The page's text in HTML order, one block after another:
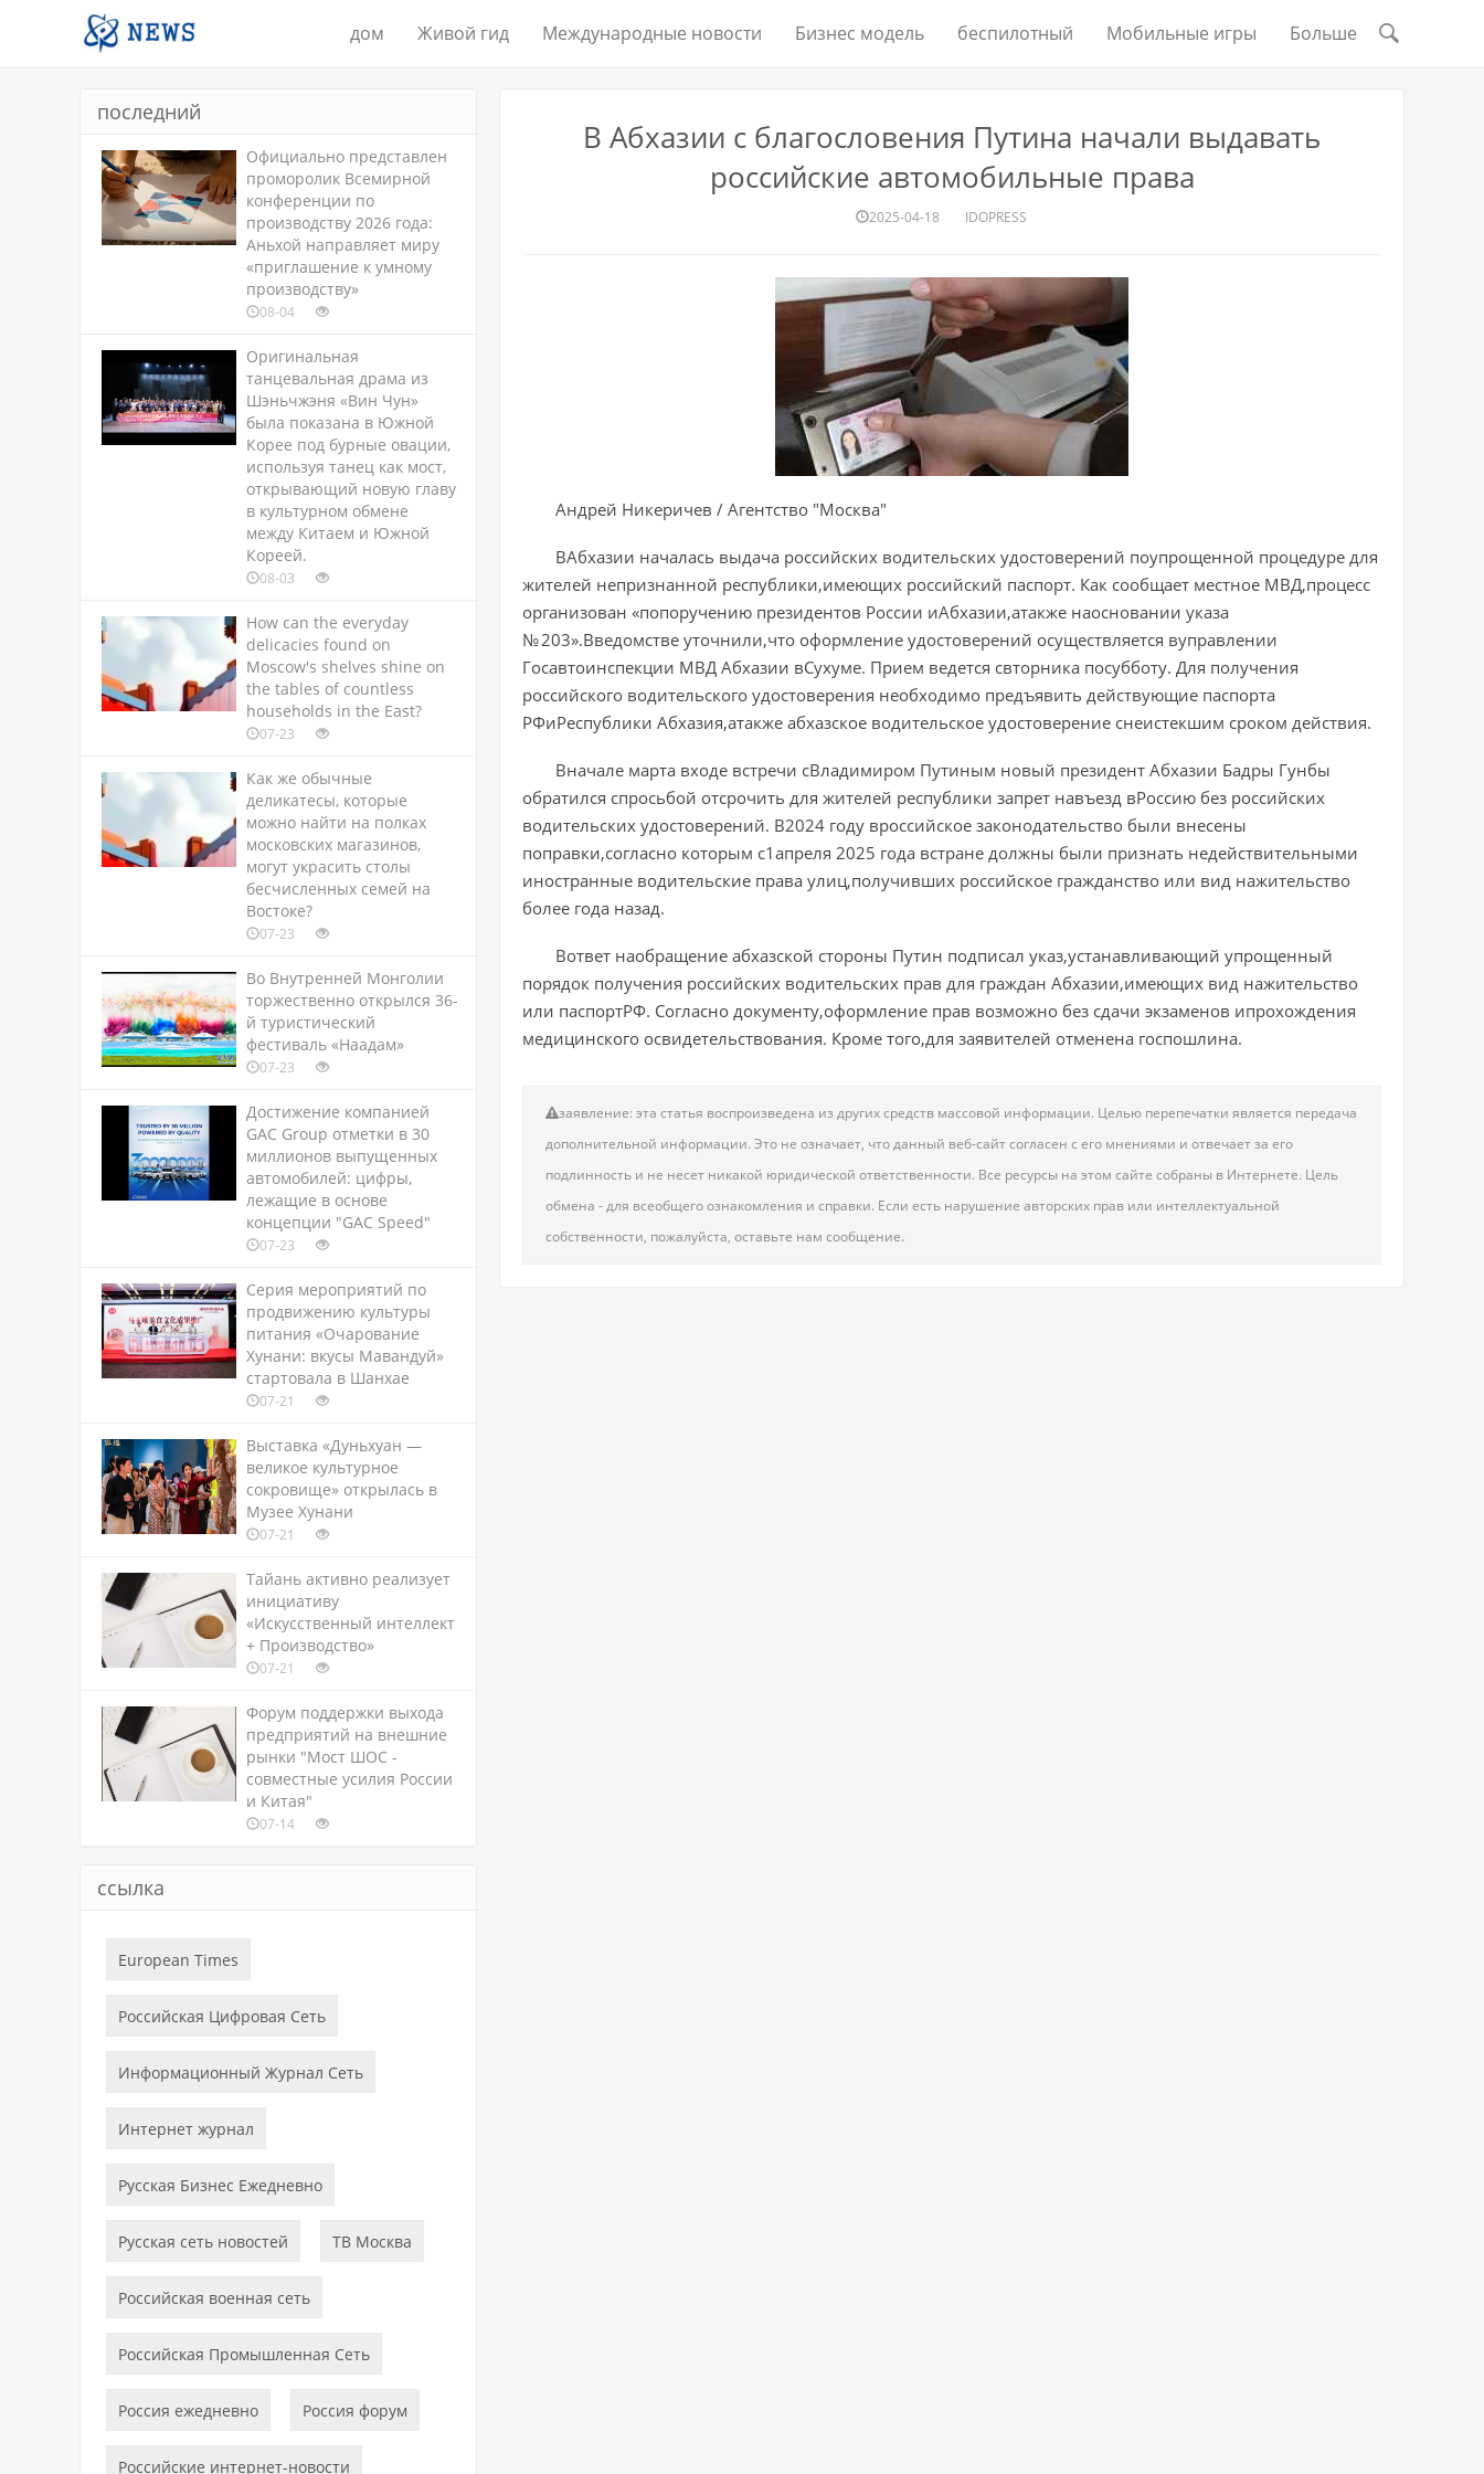
дом Живой гид Международные новости Бизнес модель беспилотный Мобильные игры Больше
последний
Официально представлен
проморолик Всемирной
конференции по
производству 2026 года:
Аньхой направляет миру
«приглашение к умному
производству»
08-04
Оригинальная
танцевальная драма из
Шэньчжэня «Вин Чун»
была показана в Южной
Корее под бурные овации,
используя танец как мост,
открывающий новую главу
в культурном обмене
между Китаем и Южной
Кореей.
08-03
How can the everyday
delicacies found on
Moscow's shelves shine on
the tables of countless
households in the East?
07-23
Как же обычные
деликатесы, которые
можно найти на полках
московских магазинов,
могут украсить столы
бесчисленных семей на
Востоке?
07-23
Во Внутренней Монголии
торжественно открылся 36-
й туристический
фестиваль «Наадам»
07-23
Достижение компанией
GAC Group отметки в 30
миллионов выпущенных
автомобилей: цифры,
лежащие в основе
концепции "GAC Speed"
07-23
Серия мероприятий по
продвижению культуры
питания «Очарование
Хунани: вкусы Мавандуй»
стартовала в Шанхае
07-21
Выставка «Дуньхуан —
великое культурное
сокровище» открылась в
Музее Хунани
07-21
Тайань активно реализует
инициативу
«Искусственный интеллект
+ Производство»
07-21
Форум поддержки выхода
предприятий на внешние
рынки "Мост ШОС -
совместные усилия России
и Китая"
07-14
ссылка
European Times
Российская Цифровая Сеть
Информационный Журнал Сеть
Интернет журнал
Русская Бизнес Ежедневно
Русская сеть новостей ТВ Москва
Российская военная сеть
Российская Промышленная Сеть
Россия ежедневно Россия форум
Российские интернет-новости
В Абхазии с благословения Путина начали выдавать
российские автомобильные права
2025-04-18 IDOPRESS
Андрей Никеричев / Агентство "Москва"
ВАбхазии началась выдача российских водительских удостоверений поупрощенной процедуре для
жителей непризнанной республики,имеющих российский паспорт. Как сообщает местное МВД,процесс
организован «попоручению президентов России иАбхазии,атакже наосновании указа
№ 203».Введомстве уточнили,что оформление удостоверений осуществляется вуправлении
Госавтоинспекции МВД Абхазии вСухуме. Прием ведется свторника посубботу. Для получения
российского водительского удостоверения необходимо предъявить действующие паспорта
РФиРеспублики Абхазия,атакже абхазское водительское удостоверение снеистекшим сроком действия.
Вначале марта входе встречи сВладимиром Путиным новый президент Абхазии Бадры Гунбы
обратился спросьбой отсрочить для жителей республики запрет навъезд вРоссию без российских
водительских удостоверений. В2024 году вроссийское законодательство были внесены
поправки,согласно которым с1апреля 2025 года встране должны были признать недействительными
иностранные водительские права улиц,получивших российское гражданство или вид нажительство
более года назад.
Вответ наобращение абхазской стороны Путин подписал указ,устанавливающий упрощенный
порядок получения российских водительских прав для граждан Абхазии,имеющих вид нажительство
или паспортРФ. Согласно документу,оформление прав возможно без сдачи экзаменов ипрохождения
медицинского освидетельствования. Кроме того,для заявителей отменена госпошлина.
заявление: эта статья воспроизведена из других средств массовой информации. Целью перепечатки является передача
дополнительной информации. Это не означает, что данный веб-сайт согласен с его мнениями и отвечает за его
подлинность и не несет никакой юридической ответственности. Все ресурсы на этом сайте собраны в Интернете. Цель
обмена - для всеобщего ознакомления и справки. Если есть нарушение авторских прав или интеллектуальной
собственности, пожалуйста, оставьте нам сообщение.